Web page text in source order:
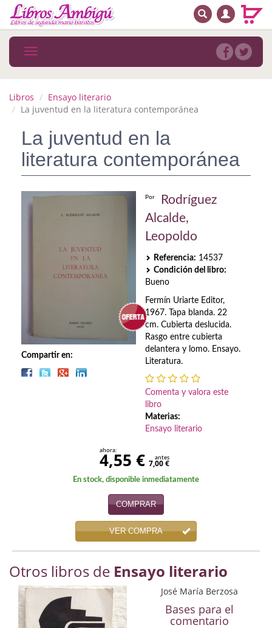
MENÚ PRINCIPAL
Novedades
MATERIAS
Arte
Autoayuda. Conocimiento personal
Cocina
Cómic
Discos deVinilo. LP
Ensayo
BUSCAR
Toggle
navigation
Libros
Ensayo literario
La juventud en la literatura contemporánea
La juventud en la
literatura contemporánea
Compartir en:
Por
Rodríguez
Alcalde,
Leopoldo
Referencia: 14537
Condición del libro:
Bueno
Fermín Uriarte Editor,
1967. Tapa blanda. 22
cm. Cubierta deslucida.
Rasgo entre cubierta
delantera y lomo. Ensayo.
Literatura.
Comenta y valora este
libro
Materias:
Ensayo literario
ahora:
4,55 € antes
7,00 €
En stock, disponible inmediatamente
COMPRAR
VER COMPRA
Otros libros de Ensayo literario
José María Berzosa
Bases para el
comentario